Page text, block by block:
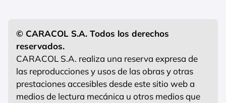
© CARACOL S.A. Todos los derechos
reservados.
CARACOL S.A. realiza una reserva expresa de
las reproducciones y usos de las obras y otras
prestaciones accesibles desde este sitio web a
medios de lectura mecánica u otros medios que